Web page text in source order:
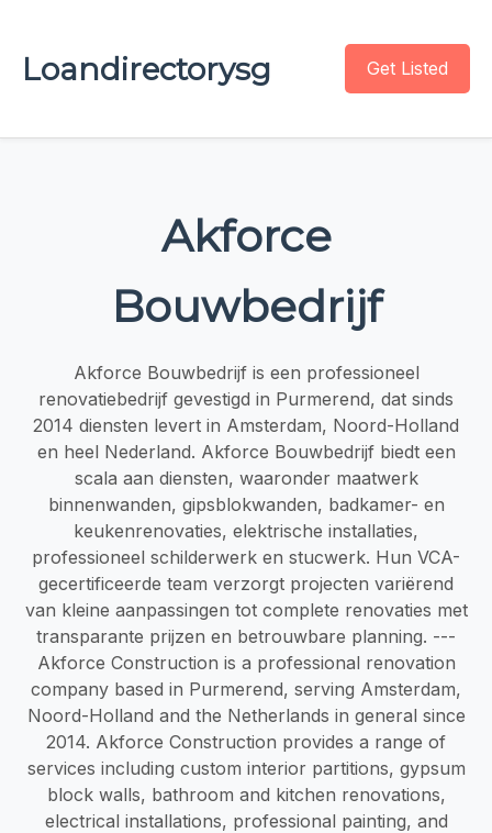
Loandirectorysg Get Listed
Akforce
Bouwbedrijf
Akforce Bouwbedrijf is een professioneel
renovatiebedrijf gevestigd in Purmerend, dat sinds
2014 diensten levert in Amsterdam, Noord-Holland
en heel Nederland. Akforce Bouwbedrijf biedt een
scala aan diensten, waaronder maatwerk
binnenwanden, gipsblokwanden, badkamer- en
keukenrenovaties, elektrische installaties,
professioneel schilderwerk en stucwerk. Hun VCA-
gecertificeerde team verzorgt projecten variërend
van kleine aanpassingen tot complete renovaties met
transparante prijzen en betrouwbare planning. ---
Akforce Construction is a professional renovation
company based in Purmerend, serving Amsterdam,
Noord-Holland and the Netherlands in general since
2014. Akforce Construction provides a range of
services including custom interior partitions, gypsum
block walls, bathroom and kitchen renovations,
electrical installations, professional painting, and